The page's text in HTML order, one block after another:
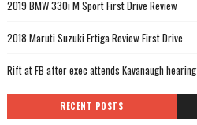
2019 BMW 330i M Sport First Drive Review
2018 Maruti Suzuki Ertiga Review First Drive
Rift at FB after exec attends Kavanaugh hearing
RECENT POSTS